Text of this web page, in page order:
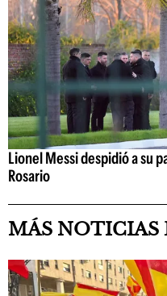
Lionel Messi despidió a su
Rosario
MÁS NOTICIAS